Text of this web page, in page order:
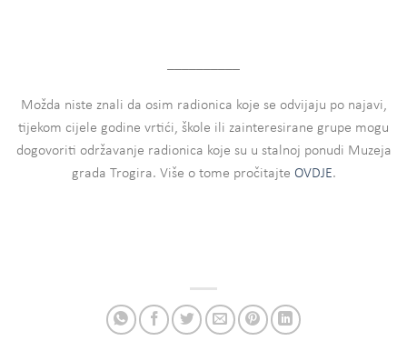
Možda niste znali da osim radionica koje se odvijaju po najavi,
tijekom cijele godine vrtići, škole ili zainteresirane grupe mogu
dogovoriti održavanje radionica koje su u stalnoj ponudi Muzeja
grada Trogira. Više o tome pročitajte OVDJE.